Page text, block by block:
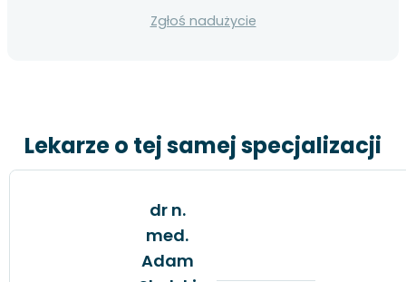
Zgłoś nadużycie
Lekarze o tej samej specjalizacji
dr n.
med.
Adam